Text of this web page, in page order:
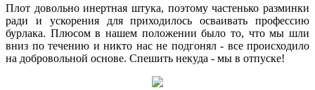
Плот довольно инертная штука, поэтому частенько разминки
ради и ускорения для приходилось осваивать профессию
бурлака. Плюсом в нашем положении было то, что мы шли
вниз по течению и никто нас не подгонял - все происходило
на добровольной основе. Спешить некуда - мы в отпуске!